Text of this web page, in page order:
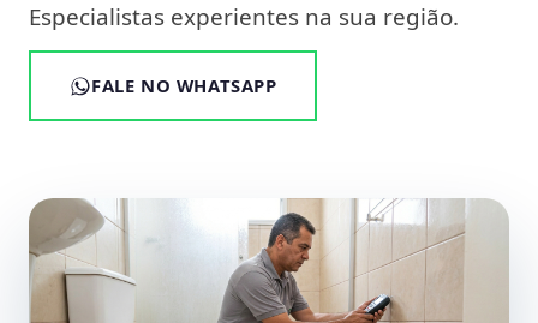
Especialistas experientes na sua região.
FALE NO WHATSAPP